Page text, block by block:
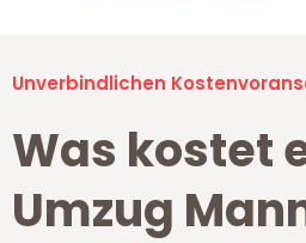
Unverbindlichen
Was kostet
Umzug